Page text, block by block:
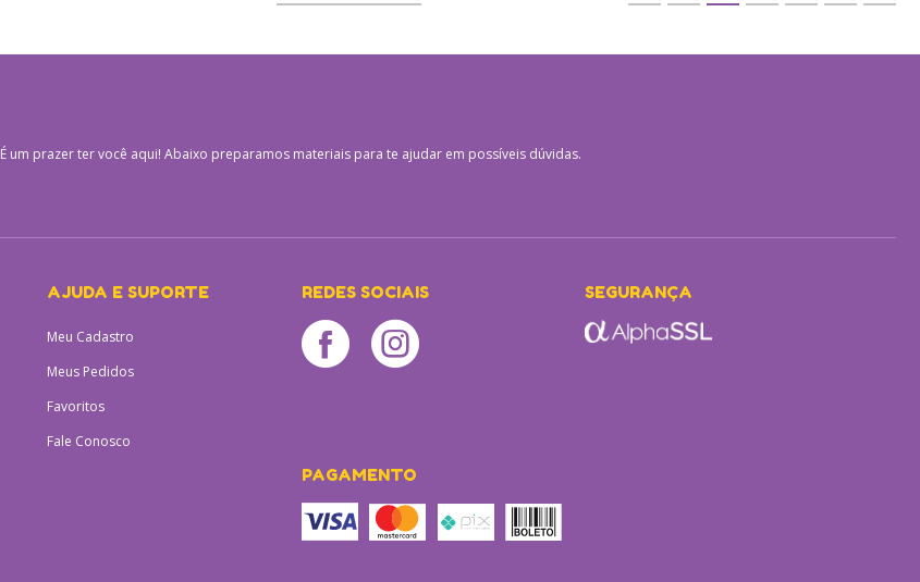
É um prazer ter você aqui! Abaixo preparamos materiais para te ajudar em possíveis dúvidas.
AJUDA E SUPORTE
Meu Cadastro
Meus Pedidos
Favoritos
Fale Conosco
REDES SOCIAIS
PAGAMENTO
SEGURANÇA